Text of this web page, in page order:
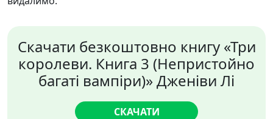
Скачати безкоштовно книгу «Три
королеви. Книга 3 (Непристойно
багаті вампіри)» Дженіви Лі
СКАЧАТИ